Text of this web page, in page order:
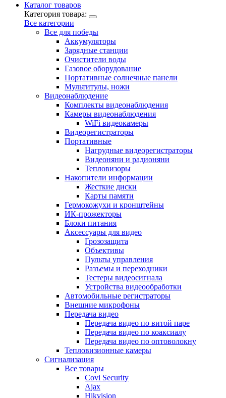
Каталог товаров
Категория товара:
Все категории
Все для победы
Аккумуляторы
Зарядные станции
Очистители воды
Газовое оборудование
Портативные солнечные панели
Мультитулы, ножи
Видеонаблюдение
Комплекты видеонаблюдения
Камеры видеонаблюдения
WiFi видеокамеры
Видеорегистраторы
Портативные
Нагрудные видеорегистраторы
Видеоняни и радионяни
Тепловизоры
Накопители информации
Жесткие диски
Карты памяти
Гермокожухи и кронштейны
ИК-прожекторы
Блоки питания
Аксессуары для видео
Грозозащита
Объективы
Пульты управления
Разъемы и переходники
Тестеры видеосигнала
Устройства видеообработки
Автомобильные регистраторы
Внешние микрофоны
Передача видео
Передача видео по витой паре
Передача видео по коаксиалу
Передача видео по оптоволокну
Тепловизионные камеры
Сигнализация
Все товары
Covi Security
Ajax
Hikvision